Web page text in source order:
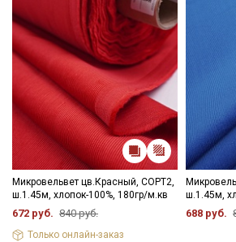
Микровельвет цв.Красный, СОРТ2,
ш.1.45м, хлопок-100%, 180гр/м.кв
672 руб. 840 руб.
Только онлайн-заказ
ш.1.45м,
688 руб.
Ознакомлен(а) с Политикой
и даю
Согласие на обработку
данных
ДаюСогласие на получение
информационных рассылок